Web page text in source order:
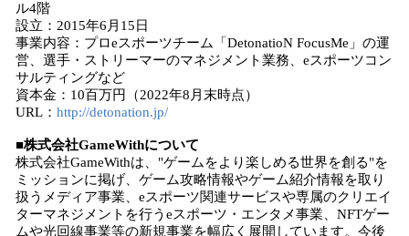
ル4階
設立：2015年6月15日
事業内容：プロeスポーツチーム「DetonatioN FocusMe」の運
営、選手・ストリーマーのマネジメント業務、eスポーツコン
サルティングなど
資本金：10百万円（2022年8月末時点）
URL： http://detonation.jp/
■株式会社GameWithについて
株式会社GameWithは、"ゲームをより楽しめる世界を創る"を
ミッションに掲げ、ゲーム攻略情報やゲーム紹介情報を取り
扱うメディア事業、eスポーツ関連サービスや専属のクリエイ
ターマネジメントを行うeスポーツ・エンタメ事業、NFTゲー
ムや光回線事業等の新規事業を幅広く展開しています。今後